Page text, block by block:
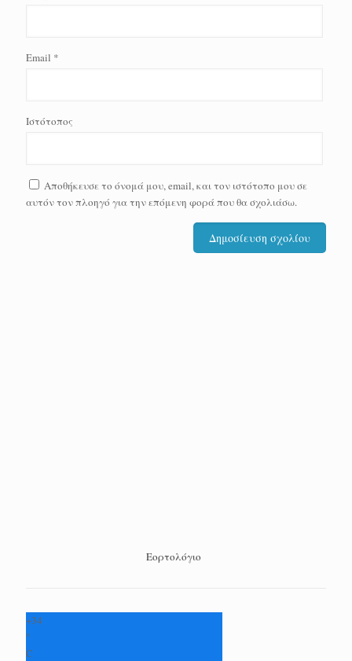
Email *
Ιστότοπος
Αποθήκευσε το όνομά μου, email, και τον ιστότοπο μου σε
αυτόν τον πλοηγό για την επόμενη φορά που θα σχολιάσω.
Εορτολόγιο
+34
°
C